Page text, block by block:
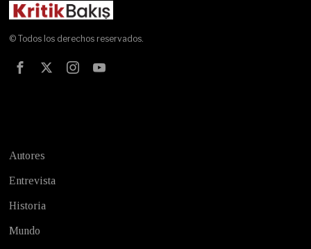
© Todos los derechos reservados.
Autores
Entrevista
Historia
Mundo